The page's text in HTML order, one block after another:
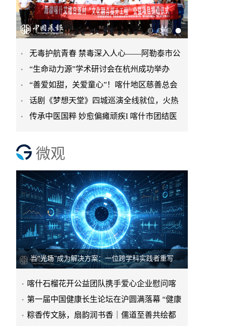
无毒护航青春 禁毒深入人心——阿勒泰市公
安局禁毒大队开展“6·
“生命动力源”学术研讨会在杭州成功举办
“善爱如甜，关爱童心”！喀什地区慈善总会
联合爱心单位赴疏附县儿童
话剧《梦想天堂》四城巡演全线就位，火热
开售逐梦同行！
传承中医国粹 妙愈偏瘫顽疾I 喀什市团结医
微观
当“光场”成为解决方案：一位跨学科实践者重写
喀什石榴花开公益团队携手爱心企业慰问喀
什地区体育运动学校篮球
第一届中国健康长生论坛在沪圆满落幕 “健康
百岁计划”正式启动
粽香传文脉，扇韵润书香｜儒道至善共绘都